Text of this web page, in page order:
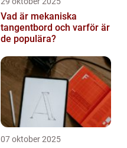
Vad är mekaniska
tangentbord och varför är
de populära?
07 oktober 2025